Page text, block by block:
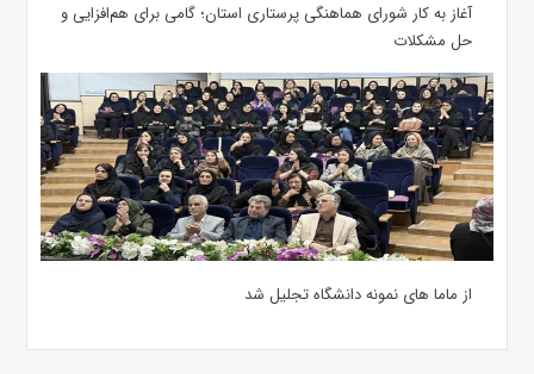
آغاز به کار شورای هماهنگی پرستاری استان؛ گامی برای هم‌افزایی و
حل مشکلات
از ماما های نمونه دانشگاه تجلیل شد